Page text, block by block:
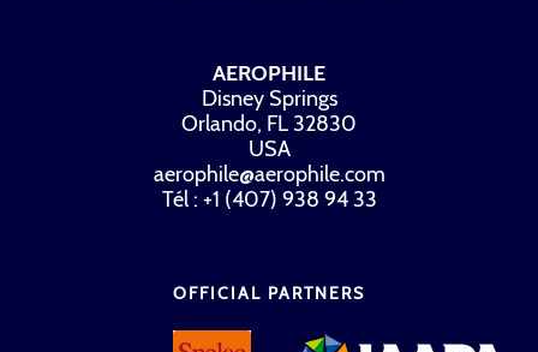
AEROPHILE
Disney Springs
Orlando, FL 32830
USA
aerophile@aerophile.com
Tél : +1 (407) 938 94 33
OFFICIAL PARTNERS